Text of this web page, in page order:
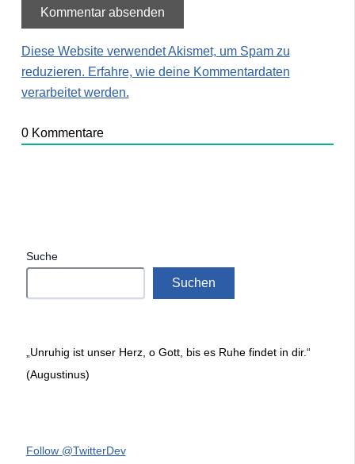
Diese Website verwendet Akismet, um Spam zu
reduzieren. Erfahre, wie deine Kommentardaten
verarbeitet werden.
0Kommentare
Suche
Suchen
„Unruhig ist unser Herz, o Gott, bis es Ruhe findet in dir.“
(Augustinus)
Follow @TwitterDev